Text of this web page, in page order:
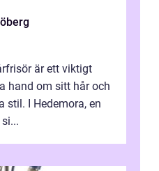
är ett viktigt
hand om sitt hår och
stil. I Hedemora, en